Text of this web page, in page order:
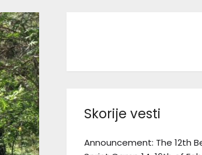
Skorije vesti
Announcement: The 12th